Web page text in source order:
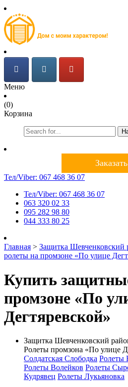
Меню
(0)
Корзина
Заказать
Тел/Viber: 067 468 36 07
Тел/Viber: 067 468 36 07
063 320 02 33
095 282 98 80
044 333 80 25
Главная > Защитка Шевченковский
ролеты на промзоне «По улице
Купить
промзоне «По
Дегтяревской»
Защитка Шевченковский
Ролеты промзона «По улице
Солдатская Слободка Ролеты
Ролеты Волейков Ролеты
Кудрявец Ролеты Лукьяновка